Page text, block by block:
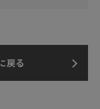
戻る